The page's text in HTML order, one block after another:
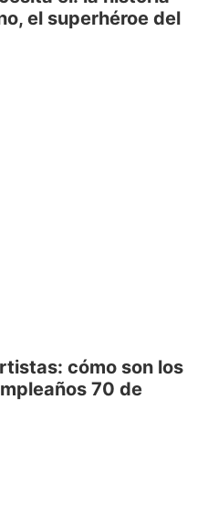
el superhéroe del
cómo son los
70 de